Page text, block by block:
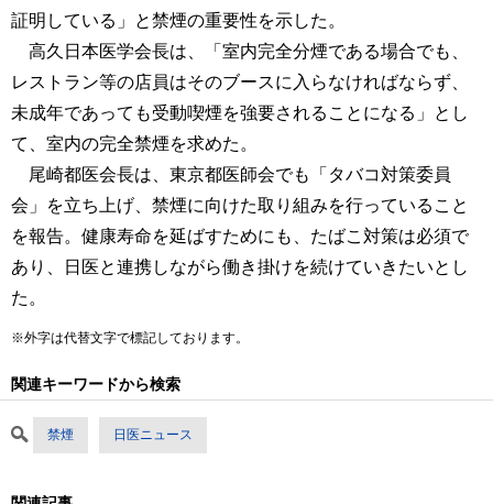
証明している」と禁煙の重要性を示した。
高久日本医学会長は、「室内完全分煙である場合でも、
レストラン等の店員はそのブースに入らなければならず、
未成年であっても受動喫煙を強要されることになる」とし
て、室内の完全禁煙を求めた。
尾崎都医会長は、東京都医師会でも「タバコ対策委員
会」を立ち上げ、禁煙に向けた取り組みを行っていること
を報告。健康寿命を延ばすためにも、たばこ対策は必須で
あり、日医と連携しながら働き掛けを続けていきたいとし
た。
※外字は代替文字で標記しております。
関連キーワードから検索
禁煙 日医ニュース